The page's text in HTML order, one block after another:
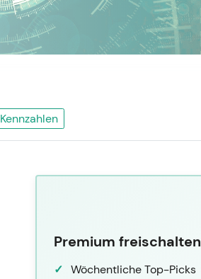
Kennzahlen
Premium freischalten
Wöchentliche Top-Picks